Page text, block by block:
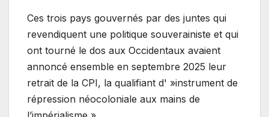
Ces trois pays gouvernés par des juntes qui
revendiquent une politique souverainiste et qui
ont tourné le dos aux Occidentaux avaient
annoncé ensemble en septembre 2025 leur
retrait de la CPI, la qualifiant d' »instrument de
répression néocoloniale aux mains de